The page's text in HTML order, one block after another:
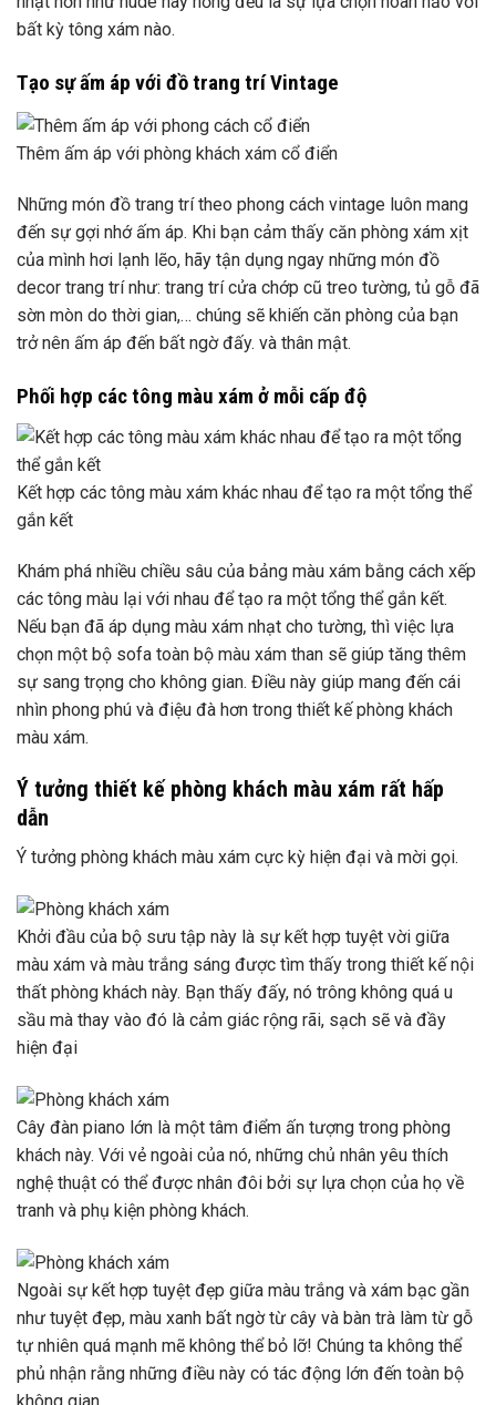
bất kỳ tông xám nào.
Tạo sự ấm áp với đồ trang trí Vintage
Thêm ấm áp với phòng khách xám cổ điển
Những món đồ trang trí theo phong cách vintage luôn mang
đến sự gợi nhớ ấm áp. Khi bạn cảm thấy căn phòng xám xịt
của mình hơi lạnh lẽo, hãy tận dụng ngay những món đồ
decor trang trí như: trang trí cửa chớp cũ treo tường, tủ gỗ đã
sờn mòn do thời gian,… chúng sẽ khiến căn phòng của bạn
trở nên ấm áp đến bất ngờ đấy. và thân mật.
Phối hợp các tông màu xám ở mỗi cấp độ
Kết hợp các tông màu xám khác nhau để tạo ra một tổng thể
gắn kết
Khám phá nhiều chiều sâu của bảng màu xám bằng cách xếp
các tông màu lại với nhau để tạo ra một tổng thể gắn kết.
Nếu bạn đã áp dụng màu xám nhạt cho tường, thì việc lựa
chọn một bộ sofa toàn bộ màu xám than sẽ giúp tăng thêm
sự sang trọng cho không gian. Điều này giúp mang đến cái
nhìn phong phú và điệu đà hơn trong thiết kế phòng khách
màu xám.
Ý tưởng thiết kế phòng khách màu xám rất hấp
dẫn
Ý tưởng phòng khách màu xám cực kỳ hiện đại và mời gọi.
Khởi đầu của bộ sưu tập này là sự kết hợp tuyệt vời giữa
màu xám và màu trắng sáng được tìm thấy trong thiết kế nội
thất phòng khách này. Bạn thấy đấy, nó trông không quá u
sầu mà thay vào đó là cảm giác rộng rãi, sạch sẽ và đầy
hiện đại
Cây đàn piano lớn là một tâm điểm ấn tượng trong phòng
khách này. Với vẻ ngoài của nó, những chủ nhân yêu thích
nghệ thuật có thể được nhân đôi bởi sự lựa chọn của họ về
tranh và phụ kiện phòng khách.
Ngoài sự kết hợp tuyệt đẹp giữa màu trắng và xám bạc gần
như tuyệt đẹp, màu xanh bất ngờ từ cây và bàn trà làm từ gỗ
tự nhiên quá mạnh mẽ không thể bỏ lỡ! Chúng ta không thể
phủ nhận rằng những điều này có tác động lớn đến toàn bộ